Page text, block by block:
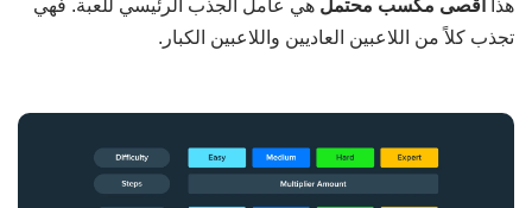
هذا أقصى مكسب محتمل هي عامل الجذب الرئيسي للعبة. فهي
تجذب كلاً من اللاعبين العاديين واللاعبين الكبار.